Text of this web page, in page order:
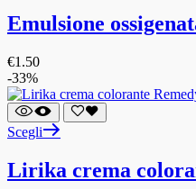
Emulsione
€1.50
-33%
Scegli
Lirika crema